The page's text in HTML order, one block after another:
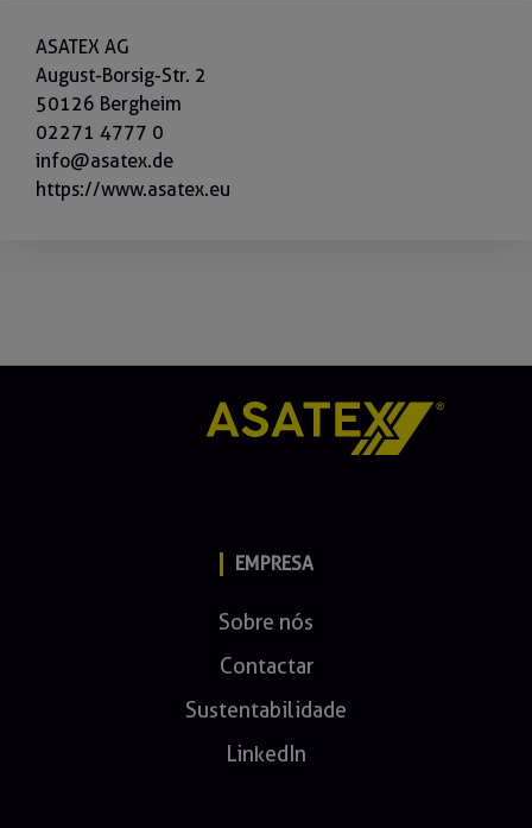
ASATEX AG
August-Borsig-Str. 2
50126 Bergheim
02271 4777 0
info@asatex.de
https://www.asatex.eu
EMPRESA
Sobre nós
Contactar
Sustentabilidade
LinkedIn